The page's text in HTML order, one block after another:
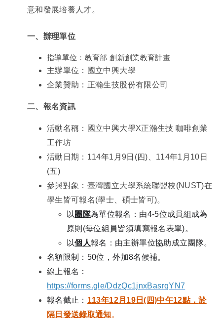
意和發展培養人才。
一、辦理單位
指導單位：教育部 創新創業教育計畫
主辦單位：國立中興大學
企業贊助 ：正瀚生技股份有限公司
二、 報名資訊
活動名稱：國立中興大學X正瀚生技 咖啡創業
工作坊
活動日期：114年1月9日(四)、114年1月10日
(五)
參與對象：臺灣國立大學系統聯盟校(NUST)在
學生皆可報名(學士、碩士皆可)。
以 團隊為單位報名：由4-5位成員組成為
原則 (每位組員皆須填寫報名表單)。
以個人報名：由主辦單位協助成立團隊。
名額限制：50位，外加8名候補。
線上報名：
https://forms.gle/DdzQc1jnxBasrqYN7
報名截止： 113年12月19日(四)中午12點，於
隔日發送錄取通知。